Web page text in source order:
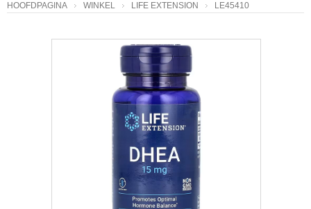
HOOFDPAGINA WINKEL LIFE EXTENSION LE45410